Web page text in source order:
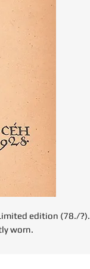
edition (78./?).
worn.